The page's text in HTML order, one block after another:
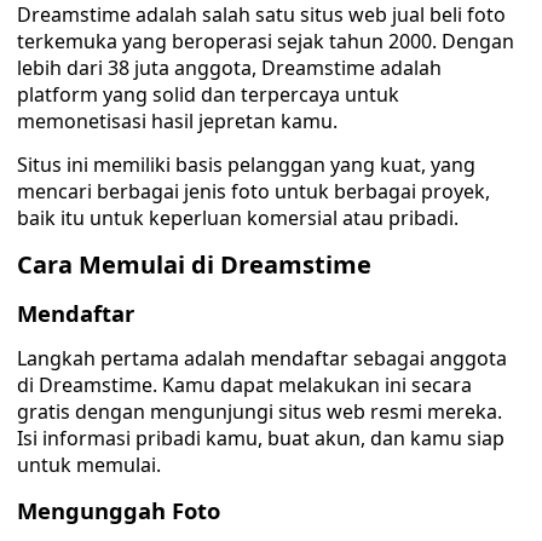
Dreamstime adalah salah satu situs web jual beli foto
terkemuka yang beroperasi sejak tahun 2000. Dengan
lebih dari 38 juta anggota, Dreamstime adalah
platform yang solid dan terpercaya untuk
memonetisasi hasil jepretan kamu.
Situs ini memiliki basis pelanggan yang kuat, yang
mencari berbagai jenis foto untuk berbagai proyek,
baik itu untuk keperluan komersial atau pribadi.
Cara Memulai di Dreamstime
Mendaftar
Langkah pertama adalah mendaftar sebagai anggota
di Dreamstime. Kamu dapat melakukan ini secara
gratis dengan mengunjungi situs web resmi mereka.
Isi informasi pribadi kamu, buat akun, dan kamu siap
untuk memulai.
Mengunggah Foto